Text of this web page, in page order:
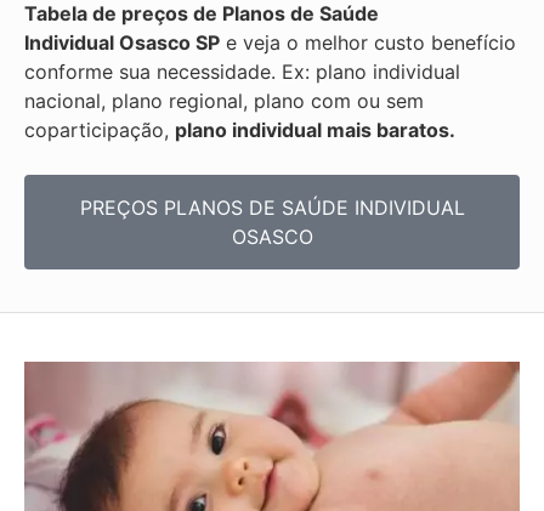
Tabela de preços de Planos de Saúde
Individual Osasco SP e veja o melhor custo benefício
conforme sua necessidade. Ex: plano individual
nacional, plano regional, plano com ou sem
coparticipação, plano individual mais baratos.
PREÇOS PLANOS DE SAÚDE INDIVIDUAL
OSASCO